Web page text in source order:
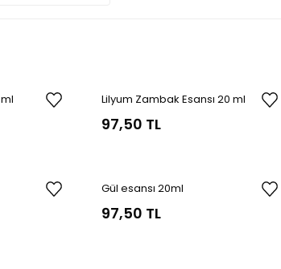
Lilyum Zambak Esansı 20 ml
97,50 TL
Gül esansı 20ml
97,50 TL